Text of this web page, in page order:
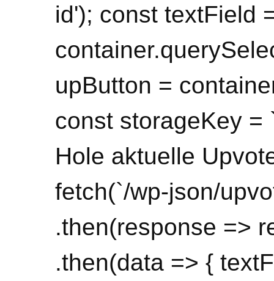
id'); const textField
upButton =
const storageKey =
Hole aktuelle
fetch(`/wp-json/
.then(response =>
.then(data => {